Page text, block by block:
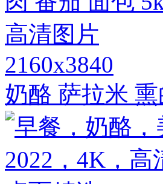
2160x3840
奶酪 萨拉米